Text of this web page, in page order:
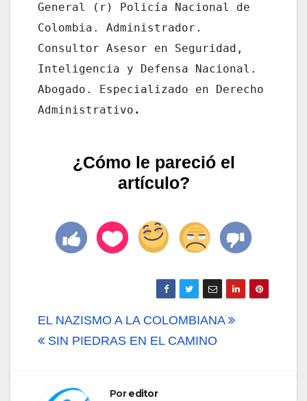
General (r) Policía Nacional de
Colombia. Administrador.
Consultor Asesor en Seguridad,
Inteligencia y Defensa Nacional.
Abogado. Especializado en Derecho
Administrativo .
¿Cómo le pareció el
artículo?
Navegación
de
EL NAZISMO A LA COLOMBIANA
SIN PIEDRAS EN EL CAMINO
Poreditor